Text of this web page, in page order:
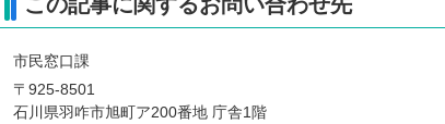
市民窓口課
〒925-8501
石川県羽咋市旭町ア200番地 庁舎1階